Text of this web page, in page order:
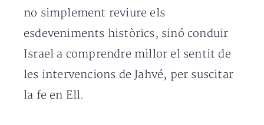
no simplement reviure els
esdeveniments històrics, sinó conduir
Israel a comprendre millor el sentit de
les intervencions de Jahvé, per suscitar
la fe en Ell.